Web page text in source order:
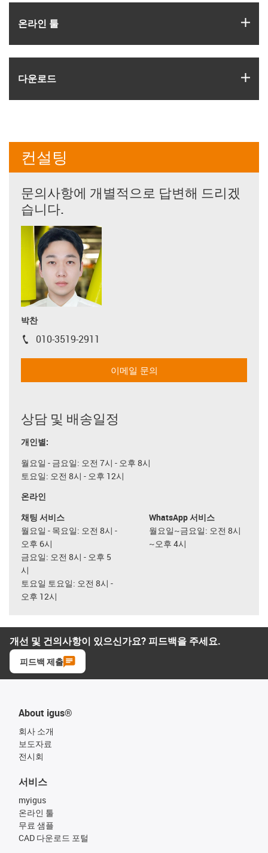
온라인 툴
다운로드
컨설팅
문의사항에 개별적으로 답변해 드리겠
습니다.
박찬
igus-icon-phone
010-3519-2911
이메일 문의
상담 및 배송일정
개인별:
월요일 - 금요일: 오전 7시 - 오후 8시
토요일: 오전 8시 - 오후 12시
온라인
채팅 서비스
월요일 - 목요일: 오전 8시 -
오후 6시
금요일: 오전 8시 - 오후 5
시
토요일 토요일: 오전 8시 -
오후 12시
WhatsApp 서비스
월요일~금요일: 오전 8시
~오후 4시
개선 및 건의사항이 있으신가요? 피드백을 주세요.
피드백 제출
About igus®
회사 소개
보도자료
전시회
서비스
myigus
온라인 툴
무료 샘플
CAD 다운로드 포털